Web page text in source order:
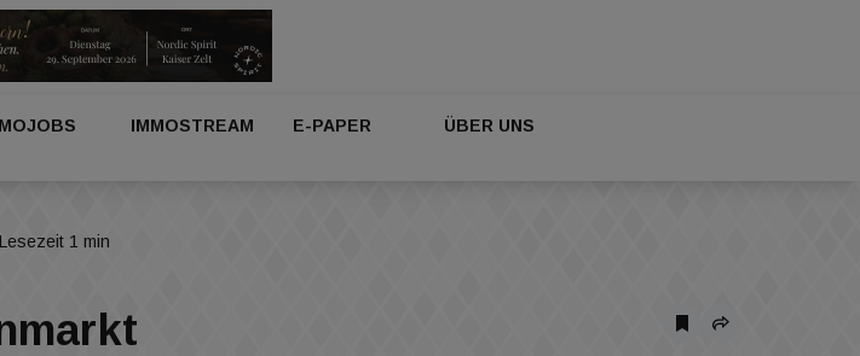
IMMOSTREAM E-PAPER ÜBER UNS
1 min